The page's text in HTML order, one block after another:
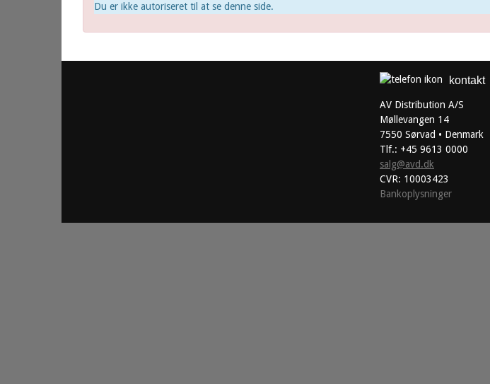
Du er ikke autoriseret til at se denne side.
kontakt
AV Distribution A/S
Møllevangen 14
7550 Sørvad • Denmark
Tlf.: +45 9613 0000
salg@avd.dk
CVR: 10003423
Bankoplysninger